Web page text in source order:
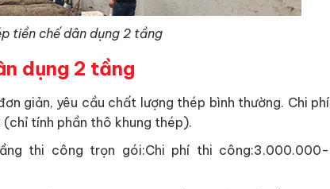
tiền chế dân dụng 2 tầng
dụng 2 tầng
giản, yêu cầu chất lượng thép bình thường. Chi phí
tính phần thô khung thép).
thi công trọn gói:Chi phí thi công:3.000.000-